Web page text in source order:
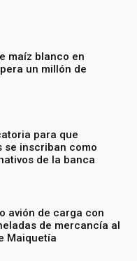
maíz blanco en
un millón de
para que
se inscriban como
de la banca
avión de carga con
de mercancía al
Maiquetía